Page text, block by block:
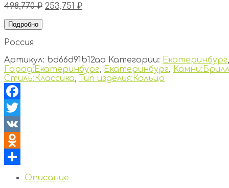
498,770₽ 253,751 ₽
Подробно
Россия
Артикул: bd66d91b12aa Категории: Екатеринбург
Город:Екатеринбург, Екатеринбург,
Стиль:Классика, Тип изделия:Кольцо
Facebook
Twitter
VK
Odnoklassniki
Отправить
Описание